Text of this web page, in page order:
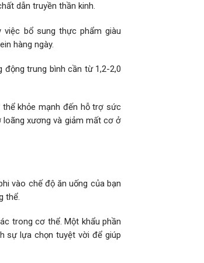
dẫn truyền thần kinh.
bổ sung thực phẩm giàu
hàng ngày.
trung bình cần từ 1,2-2,0
khỏe mạnh đến hỗ trợ sức
loãng xương và giảm mất cơ ở
vào chế độ ăn uống của bạn
thể.
trong cơ thể. Một khẩu phần
sự lựa chọn tuyệt vời để giúp